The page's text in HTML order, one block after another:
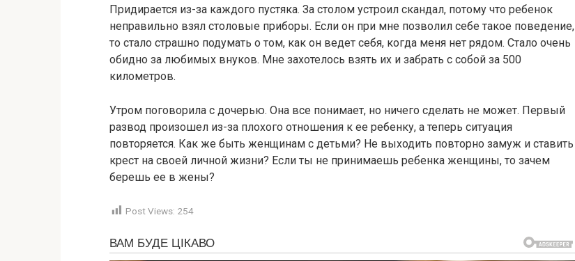
Придирается из-за каждого пустяка. За столом устроил скандал, потому что ребенок
неправильно взял столовые приборы. Если он при мне позволил себе такое поведение,
то стало страшно подумать о том, как он ведет себя, когда меня нет рядом. Стало очень
обидно за любимых внуков. Мне захотелось взять их и забрать с собой за 500
километров.
Утром поговорила с дочерью. Она все понимает, но ничего сделать не может. Первый
развод произошел из-за плохого отношения к ее ребенку, а теперь ситуация
повторяется. Как же быть женщинам с детьми? Не выходить повторно замуж и ставить
крест на своей личной жизни? Если ты не принимаешь ребенка женщины, то зачем
берешь ее в жены?
Post Views: 254